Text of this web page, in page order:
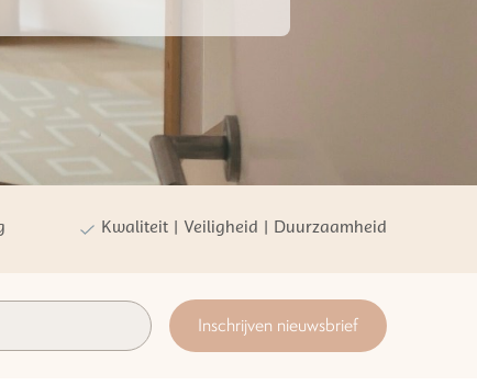
Kwaliteit | Veiligheid | Duurzaamheid
Inschrijven nieuwsbrief